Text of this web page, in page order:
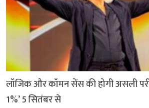
लॉजिक और कॉमन सेंस की होगी असली
1%’ 5 सितंबर से